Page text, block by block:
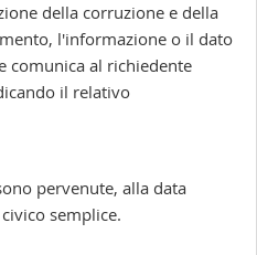
della corruzione e della
l'informazione o il dato
comunica al richiedente
il relativo
pervenute, alla data
semplice.